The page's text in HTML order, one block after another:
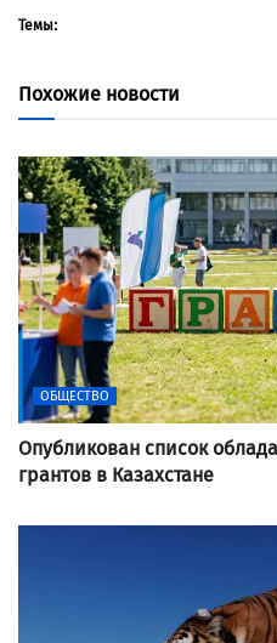
Темы:
Похожие новости
ОБЩЕСТВО
Опубликован список
грантов в Казахстане